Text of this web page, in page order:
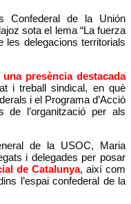
Confederal de la Unión
sota el lema “La fuerza
les delegacions territorials
presència destacada
i treball sindical, en què
i el Programa d’Acció
de l’organització per als
de la USOC, Maria
i delegades per posar
de Catalunya, així com
l’espai confederal de la